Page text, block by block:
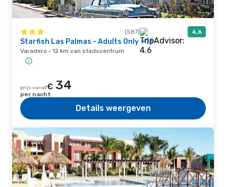
(587) 4,6
Starfish Las Palmas - Adults Only +16
Varadero · 12 km van stadscentrum
prijs vanaf€ 34
per nacht
Details weergeven